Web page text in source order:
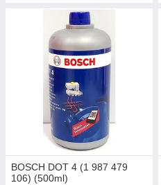
BOSCH DOT 4 (1 987 479
106) (500ml)